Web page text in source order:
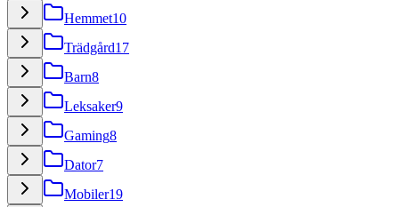
Hemmet10
Trädgård17
Barn8
Leksaker9
Gaming8
Dator7
Mobiler19